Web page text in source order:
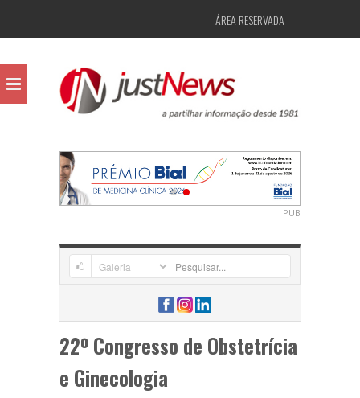
ÁREA RESERVADA
PUB
22º Congresso de Obstetrícia
e Ginecologia